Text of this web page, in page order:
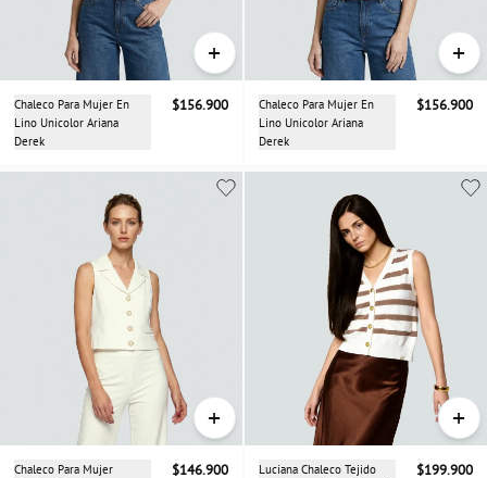
+
Chaleco Para Mujer En
Lino Unicolor Ariana
Derek
$156.900
+
Chaleco Para Mujer En
Lino Unicolor Ariana
Derek
$156.900
+
Chaleco Para Mujer
$146.900
+
Luciana Chaleco Tejido
$199.900